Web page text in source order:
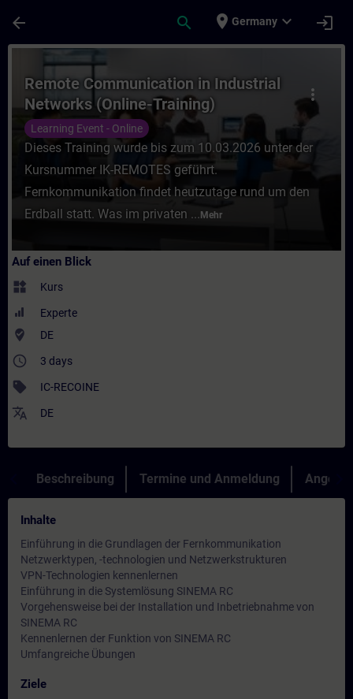
arrow_back search place Germany expand_more login
Kurs - Remote Communication in
more_vert
Remote Communication in Industrial
Networks (Online-Training)
Learning Event - Online
Dieses Training wurde bis zum 10.03.2026 unter der
Kursnummer IK-REMOTES geführt.
Fernkommunikation findet heutzutage rund um den
Erdball statt. Was im privaten ... Mehr
Auf einen Blick
widgets Kurs
Experte
where_to_vote DE
access_time 3 days
sell IC-RECOINE
translate DE
Beschreibung Termine und Anmeldung Angebot
Inhalte
Einführung in die Grundlagen der Fernkommunikation
Netzwerktypen, -technologien und Netzwerkstrukturen
VPN-Technologien kennenlernen
Einführung in die Systemlösung SINEMA RC
Vorgehensweise bei der Installation und Inbetriebnahme von
SINEMA RC
Kennenlernen der Funktion von SINEMA RC
Umfangreiche Übungen
Ziele